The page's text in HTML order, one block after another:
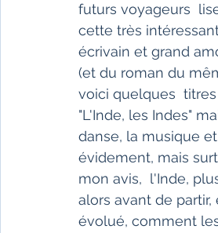
futurs voyageurs
cette très
écrivain et grand
(et du roman du
voici quelques  titres
"L'Inde, les Indes"
danse, la musique
évidement, mais
mon avis,  l'Inde,
alors avant de
évolué, comment